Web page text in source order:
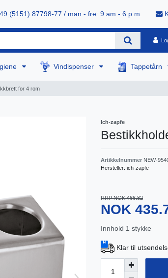
(5151) 87798-77 / man - fre: 9 am - 6 p.m.
Vindispenser Tappetårn
for 4 rom
Ich-zapfe
Artikkelnummer NEW-
Hersteller: ich-zapfe
RRP NOK 466.82
NOK
Innhold 1 stykke
Klar til